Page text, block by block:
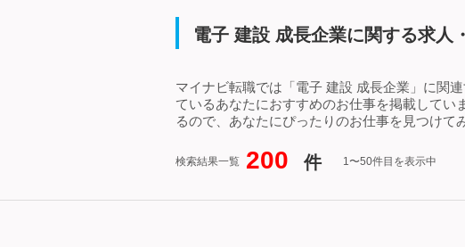
電子 建設 成長企業に関する求人
マイナビ転職では「電子 建設 成長企業」に関
ているあなたにおすすめのお仕事を掲載してい
るので、あなたにぴったりのお仕事を見つけて
検索結果一覧 200 件 1〜50件目を表示中